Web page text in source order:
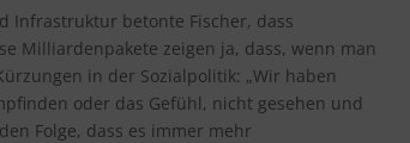
Infrastruktur betonte Fischer, dass
Milliardenpakete zeigen ja, dass, wenn man
in der Sozialpolitik: „Wir haben
oder das Gefühl, nicht gesehen und
Folge, dass es immer mehr